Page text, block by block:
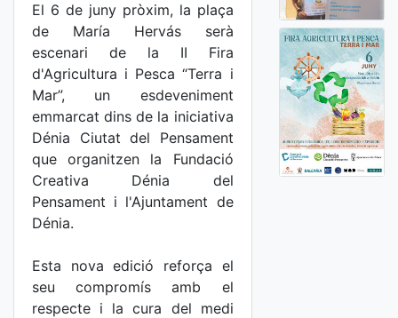
El 6 de juny pròxim, la plaça
de María Hervás serà
escenari de la II Fira
d'Agricultura i Pesca “Terra i
Mar”, un esdeveniment
emmarcat dins de la iniciativa
Dénia Ciutat del Pensament
que organitzen la Fundació
Creativa Dénia del
Pensament i l'Ajuntament de
Dénia.
Esta nova edició reforça el
seu compromís amb el
respecte i la cura del medi